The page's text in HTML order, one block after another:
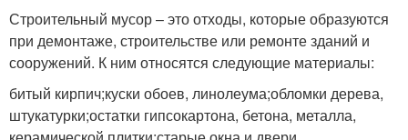
Строительный мусор – это отходы, которые образуются
при демонтаже, строительстве или ремонте зданий и
сооружений. К ним относятся следующие материалы:
битый кирпич;куски обоев, линолеума;обломки дерева,
штукатурки;остатки гипсокартона, бетона, металла,